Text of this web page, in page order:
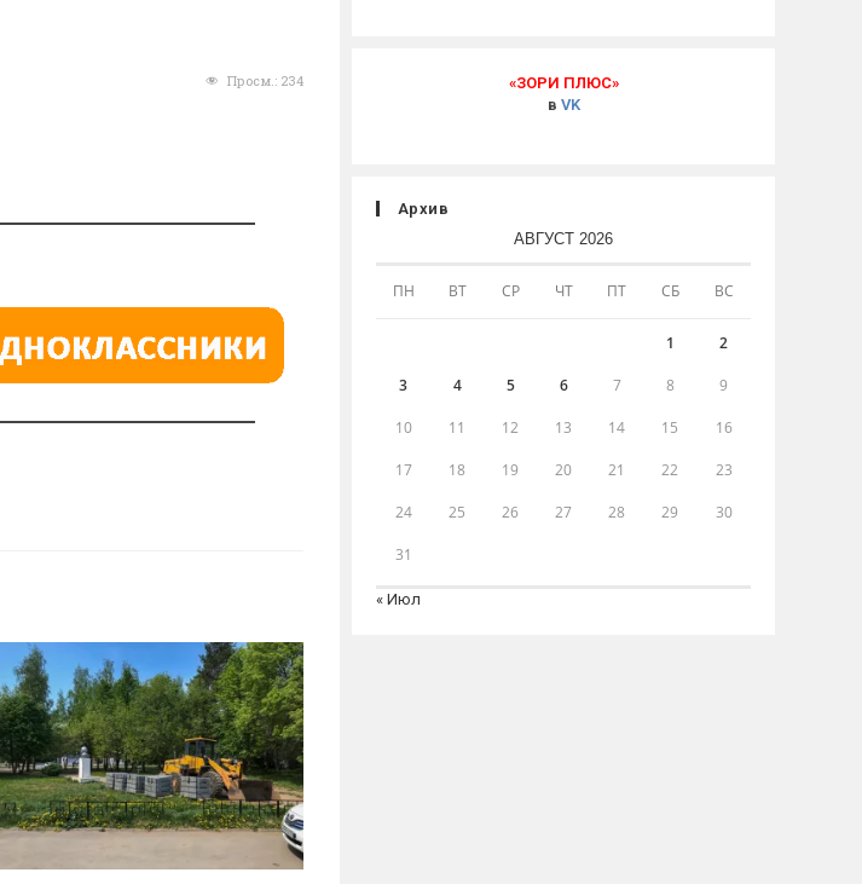
Просм.: 234
«ЗОРИ ПЛЮС»
в VK
Архив
АВГУСТ 2026
ПН ВТ СР ЧТ ПТ СБ ВС
1 2
3 4 5 6 7 8 9
10 11 12 13 14 15 16
17 18 19 20 21 22 23
24 25 26 27 28 29 30
31
« Июл